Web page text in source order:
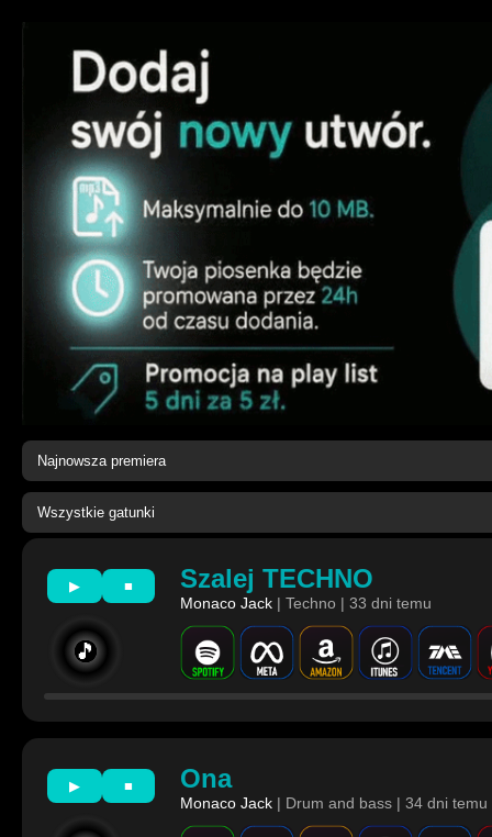
▶ ■
🎵
Szalej TECHNO
Monaco Jack | Techno | 33 dni temu
▶ ■ Ona
Monaco Jack | Drum and bass | 34 dni temu